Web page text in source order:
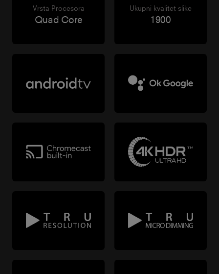
Vrsta Procesora
Quad Core
Ukupni kvalitet slike
1900